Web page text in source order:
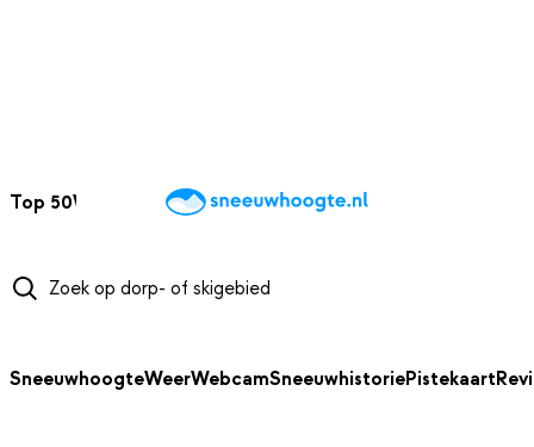
Top 50Webcams WintersportweerKaarten
SneeuwhoogteWeerWebcamSneeuwhistoriePistekaart